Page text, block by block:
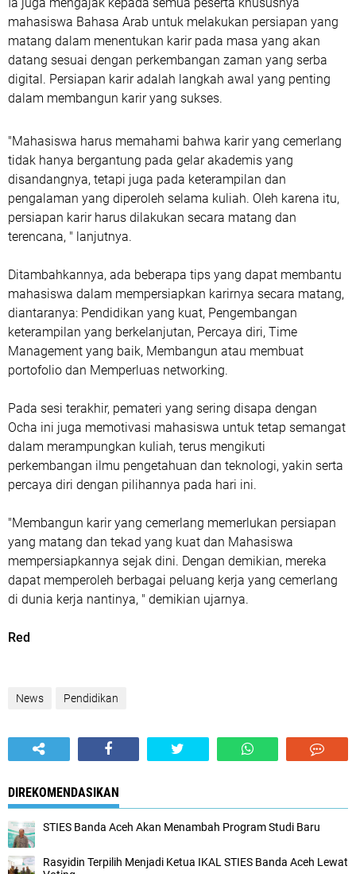
mahasiswa Bahasa Arab untuk melakukan persiapan yang
matang dalam menentukan karir pada masa yang akan
datang sesuai dengan perkembangan zaman yang serba
digital. Persiapan karir adalah langkah awal yang penting
dalam membangun karir yang sukses.
"Mahasiswa harus memahami bahwa karir yang cemerlang
tidak hanya bergantung pada gelar akademis yang
disandangnya, tetapi juga pada keterampilan dan
pengalaman yang diperoleh selama kuliah. Oleh karena itu,
persiapan karir harus dilakukan secara matang dan
terencana, " lanjutnya.
Ditambahkannya, ada beberapa tips yang dapat membantu
mahasiswa dalam mempersiapkan karirnya secara matang,
diantaranya: Pendidikan yang kuat, Pengembangan
keterampilan yang berkelanjutan, Percaya diri, Time
Management yang baik, Membangun atau membuat
portofolio dan Memperluas networking.
Pada sesi terakhir, pemateri yang sering disapa dengan
Ocha ini juga memotivasi mahasiswa untuk tetap semangat
dalam merampungkan kuliah, terus mengikuti
perkembangan ilmu pengetahuan dan teknologi, yakin serta
percaya diri dengan pilihannya pada hari ini.
"Membangun karir yang cemerlang memerlukan persiapan
yang matang dan tekad yang kuat dan Mahasiswa
mempersiapkannya sejak dini. Dengan demikian, mereka
dapat memperoleh berbagai peluang kerja yang cemerlang
di dunia kerja nantinya, " demikian ujarnya.
Red
News Pendidikan
DIREKOMENDASIKAN
STIES Banda Aceh Akan Menambah Program Studi Baru
Rasyidin Terpilih Menjadi Ketua IKAL STIES Banda Aceh Lewat